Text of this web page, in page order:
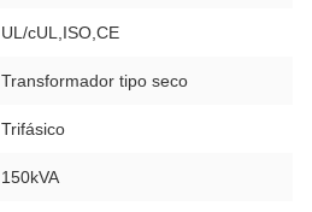
UL/cUL,ISO,CE
Transformador tipo seco
Trifásico
150kVA